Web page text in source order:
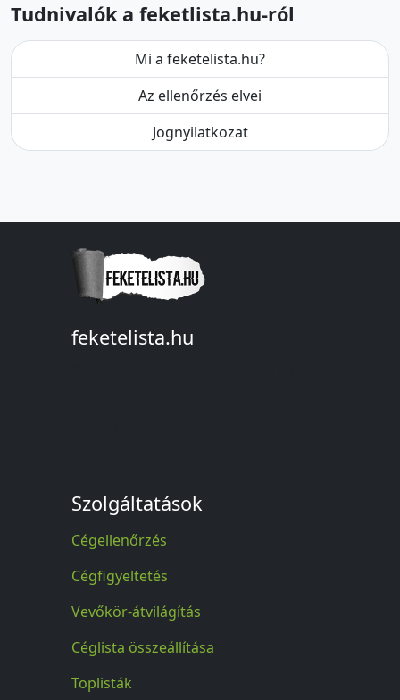
Tudnivalók a feketlista.hu-ról
Mi a feketelista.hu?
Az ellenőrzés elvei
Jognyilatkozat
feketelista.hu
Szolgáltatások
Cégellenőrzés
Cégfigyeltetés
Vevőkör-átvilágítás
Céglista összeállítása
Toplisták